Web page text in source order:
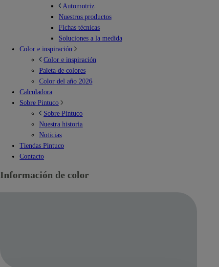
Automotriz
Nuestros productos
Fichas técnicas
Soluciones a la medida
Color e inspiración
Color e inspiración
Paleta de colores
Color del año 2026
Calculadora
Sobre Pintuco
Sobre Pintuco
Nuestra historia
Noticias
Tiendas Pintuco
Contacto
Información de color